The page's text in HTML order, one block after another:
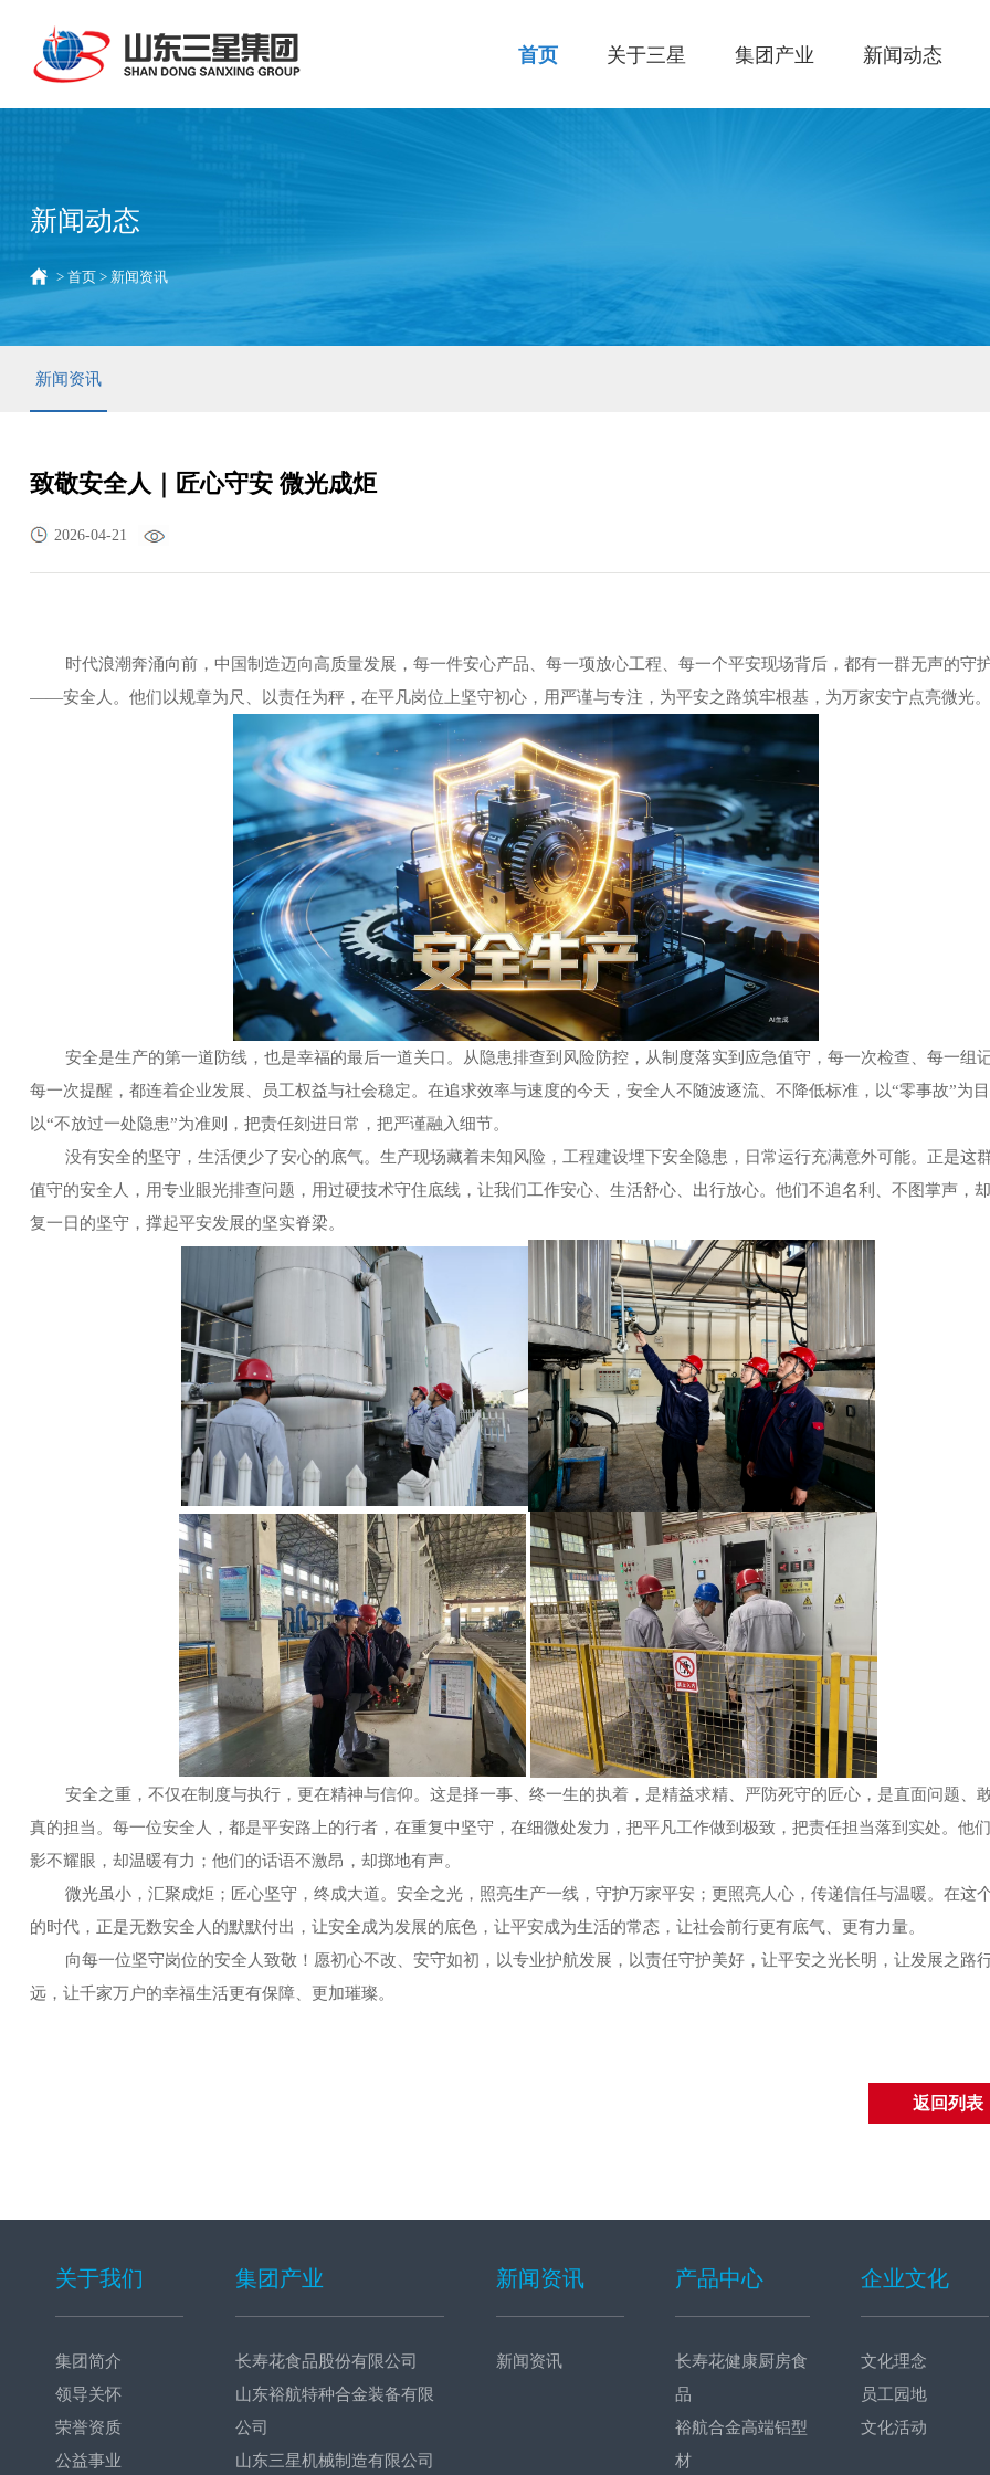
首页 关于三星 集团产业 新闻动态
新闻动态
> 首页> 新闻资讯
新闻资讯
致敬安全人｜匠心守安 微光成炬
2026-04-21
时代浪潮奔涌向前，中国制造迈向高质量发展，每一件安心产品、每一项放心工程、每一个平安现场背后，都有一群无声的守
——安全人。他们以规章为尺、以责任为秤，在平凡岗位上坚守初心，用严谨与专注，为平安之路筑牢根基，为万家安宁点亮微光。
安全是生产的第一道防线，也是幸福的最后一道关口。从隐患排查到风险防控，从制度落实到应急值守，每一次检查、每一组记
每一次提醒，都连着企业发展、员工权益与社会稳定。在追求效率与速度的今天，安全人不随波逐流、不降低标准，以“零事故”为目
以“不放过一处隐患”为准则，把责任刻进日常，把严谨融入细节。
没有安全的坚守，生活便少了安心的底气。生产现场藏着未知风险，工程建设埋下安全隐患，日常运行充满意外可能。正是这
值守的安全人，用专业眼光排查问题，用过硬技术守住底线，让我们工作安心、生活舒心、出行放心。他们不追名利、不图掌声，
复一日的坚守，撑起平安发展的坚实脊梁。
安全之重，不仅在制度与执行，更在精神与信仰。这是择一事、终一生的执着，是精益求精、严防死守的匠心，是直面问题、
真的担当。每一位安全人，都是平安路上的行者，在重复中坚守，在细微处发力，把平凡工作做到极致，把责任担当落到实处。他
影不耀眼，却温暖有力；他们的话语不激昂，却掷地有声。
微光虽小，汇聚成炬；匠心坚守，终成大道。安全之光，照亮生产一线，守护万家平安；更照亮人心，传递信任与温暖。在这
的时代，正是无数安全人的默默付出，让安全成为发展的底色，让平安成为生活的常态，让社会前行更有底气、更有力量。
向每一位坚守岗位的安全人致敬！愿初心不改、安守如初，以专业护航发展，以责任守护美好，让平安之光长明，让发展之路
远，让千家万户的幸福生活更有保障、更加璀璨。
返回列表
关于我们
集团简介
领导关怀
荣誉资质
公益事业
集团产业
长寿花食品股份有限公司
山东裕航特种合金装备有限
公司
山东三星机械制造有限公司
新闻资讯
新闻资讯
产品中心
长寿花健康厨房食
品
裕航合金高端铝型
材
企业文化
文化理念
员工园地
文化活动